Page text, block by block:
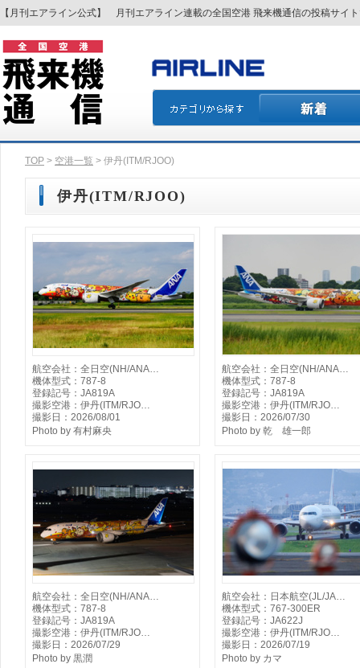
【月刊エアライン公式】 月刊エアライン連載の全国空港 飛来機通信の投稿サイ
TOP > 空港一覧 > 伊丹(ITM/RJOO)
伊丹(ITM/RJOO)
航空会社：全日空(NH/ANA…
機体型式：787-8
登録記号：JA819A
撮影空港：伊丹(ITM/RJO…
撮影日：2026/08/01
Photo by 有村麻央
航空会社：全日空(NH/ANA…
機体型式：787-8
登録記号：JA819A
撮影空港：伊丹(ITM/RJO…
撮影日：2026/07/30
Photo by 乾 雄一郎
航空会社：全日空(NH/ANA…
機体型式：787-8
登録記号：JA819A
撮影空港：伊丹(ITM/RJO…
撮影日：2026/07/29
Photo by 黒潤
航空会社：日本航空(JL/JA…
機体型式：767-300ER
登録記号：JA622J
撮影空港：伊丹(ITM/RJO…
撮影日：2026/07/19
Photo by カマ